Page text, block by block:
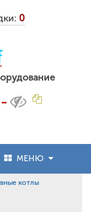
0
МЕНЮ
котлы